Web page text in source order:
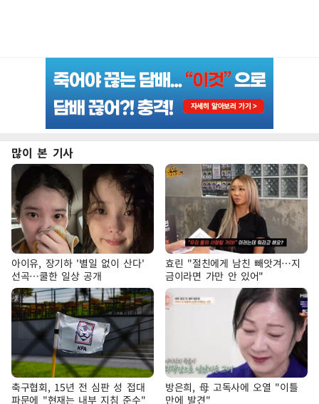
많이 본 기사
아이유, 장기하 '별일 없이 산다'
선곡…쿨한 일상 공개
효린 "절친에게 남친 빼앗겨…지
금이라면 가만 안 있어"
축구협회, 15년 전 심판 성 접대
파문에 "현재는 내부 지침 준수"
방은희, 母 고독사에 오열 "이틀
만에 발견"